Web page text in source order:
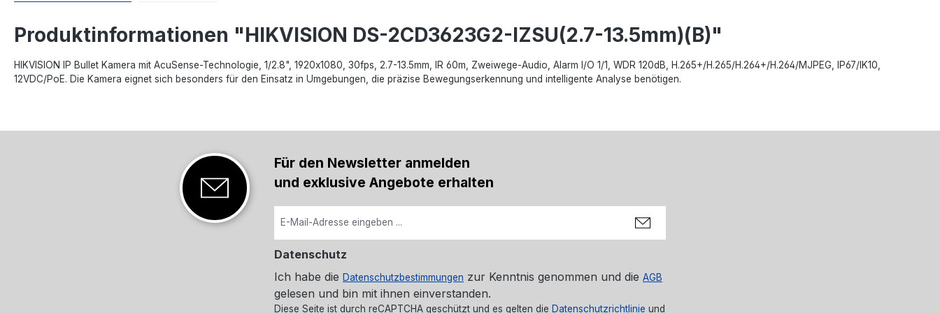
Produktinformationen "HIKVISION DS-2CD3623G2-IZSU(2.7-13.5mm)(B)"
HIKVISION IP Bullet Kamera mit AcuSense-Technologie, 1/2.8", 1920x1080, 30fps, 2.7-13.5mm, IR 60m, Zweiwege-Audio, Alarm I/O 1/1, WDR 120dB, H.265+/H.265/H.264+/H.264/MJPEG, IP67/IK10,
12VDC/PoE. Die Kamera eignet sich besonders für den Einsatz in Umgebungen, die präzise Bewegungserkennung und intelligente Analyse benötigen.
Für den Newsletter anmelden
und exklusive Angebote erhalten
Datenschutz
Ich habe die Datenschutzbestimmungen zur Kenntnis genommen und die AGB
gelesen und bin mit ihnen einverstanden.
Diese Seite ist durch reCAPTCHA geschützt und es gelten die Datenschutzrichtlinie und